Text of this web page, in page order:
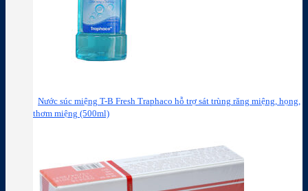
Nước súc miệng T-B Fresh Traphaco hỗ trợ sát trùng răng miệng, họng,
thơm miệng (500ml)